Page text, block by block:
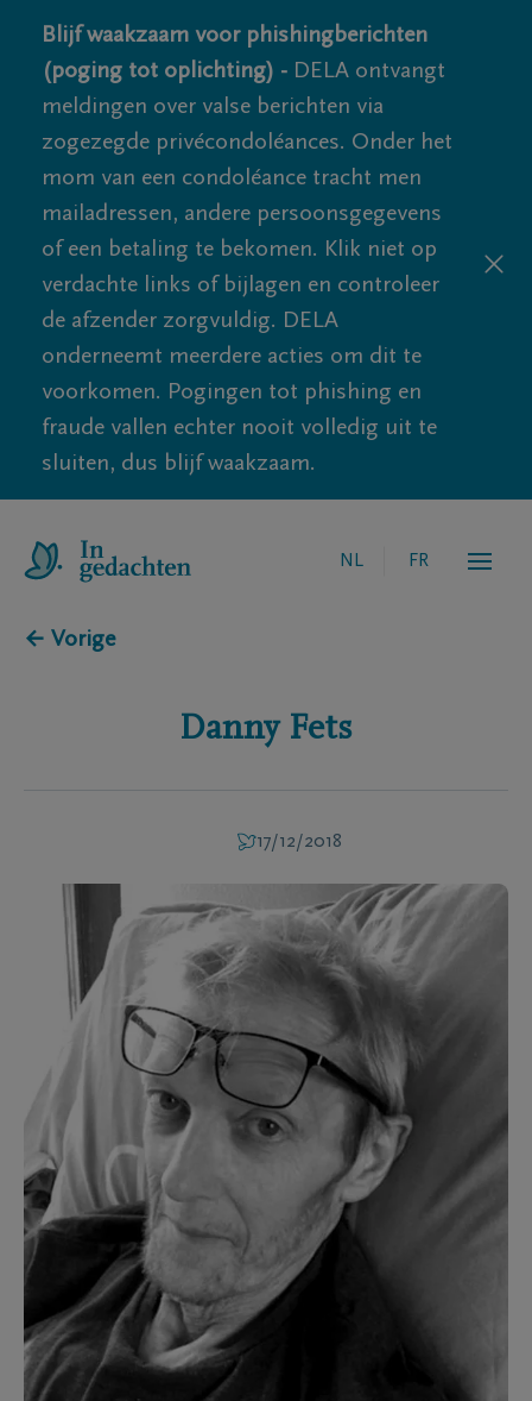
Blijf waakzaam voor phishingberichten
(poging tot oplichting) - DELA ontvangt
meldingen over valse berichten via
zogezegde privécondoléances. Onder het
mom van een condoléance tracht men
mailadressen, andere persoonsgegevens
of een betaling te bekomen. Klik niet op
verdachte links of bijlagen en controleer
de afzender zorgvuldig. DELA
onderneemt meerdere acties om dit te
voorkomen. Pogingen tot phishing en
fraude vallen echter nooit volledig uit te
sluiten, dus blijf waakzaam.
NL FR
← Vorige
Danny Fets
17/12/2018